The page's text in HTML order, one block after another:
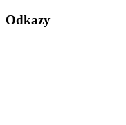
Odkazy